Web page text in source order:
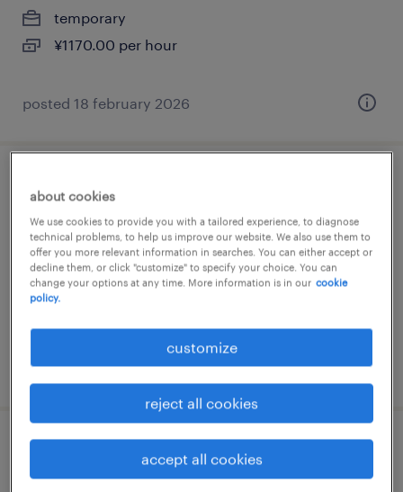
temporary
¥1170.00 per hour
posted 18 february 2026
その他
茨城県東茨城郡茨城町, 茨城県
temporary
¥1166.00 per hour
posted 14 july 2026
about cookies
We use cookies to provide you with a tailored experience, to diagnose
technical problems, to help us improve our website. We also use them to
offer you more relevant information in searches. You can either accept or
decline them, or click "customize" to specify your choice. You can
change your options at any time. More information is in our cookie
policy.
customize
reject all cookies
accept all cookies